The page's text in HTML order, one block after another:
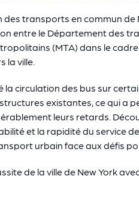
transports en commun de
entre le Département des
(MTA) dans le
la ville.
circulation des bus sur
existantes, ce qui a
leurs retards.
et la rapidité du service
urbain face aux défis
de la ville de New York